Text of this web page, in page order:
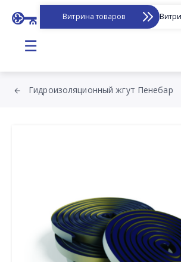
Витрина товаров
☰
Гидроизоляционный жгут Пенебар